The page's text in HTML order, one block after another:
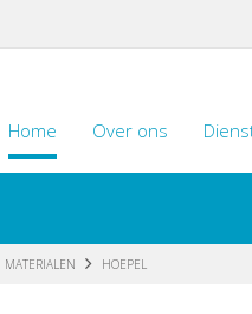
Home Over ons
MATERIALEN HOEPEL